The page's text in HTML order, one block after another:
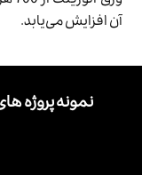
آن افزایش می‌یابد.
نمونه پروژه